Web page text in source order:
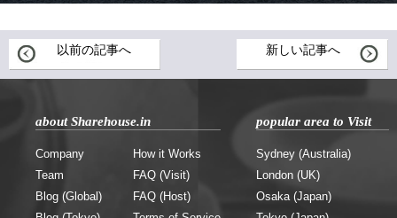
以前の記事へ 新しい記事へ
about Sharehouse.in
Company
Team
Blog (Global)
How it Works
FAQ (Visit)
FAQ (Host)
popular area to Visit
Sydney (Australia)
London (UK)
Osaka (Japan)